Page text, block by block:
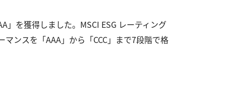
」を獲得しました。MSCI ESG レーティング
ンスを「AAA」から「CCC」まで7段階で格